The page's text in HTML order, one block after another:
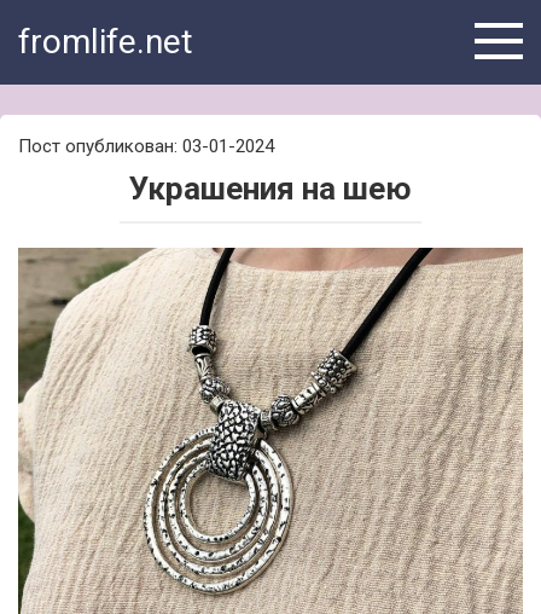
fromlife.net
Пост опубликован: 03-01-2024
Украшения на шею